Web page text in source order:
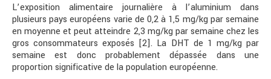
L’exposition alimentaire journalière à l’aluminium dans
plusieurs pays européens varie de 0,2 à 1,5 mg/kg par semaine
en moyenne et peut atteindre 2,3 mg/kg par semaine chez les
gros consommateurs exposés [2]. La DHT de 1 mg/kg par
semaine est donc probablement dépassée dans une
proportion significative de la population européenne.